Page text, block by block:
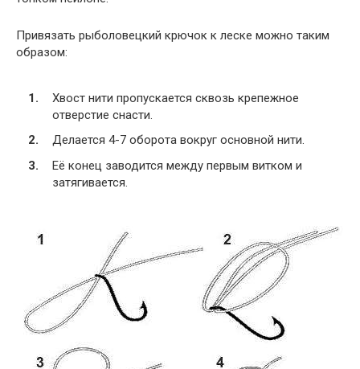
Привязать рыболовецкий крючок к леске можно таким
образом:
Хвост нити пропускается сквозь крепежное
отверстие снасти.
Делается 4-7 оборота вокруг основной нити.
Её конец заводится между первым витком и
затягивается.